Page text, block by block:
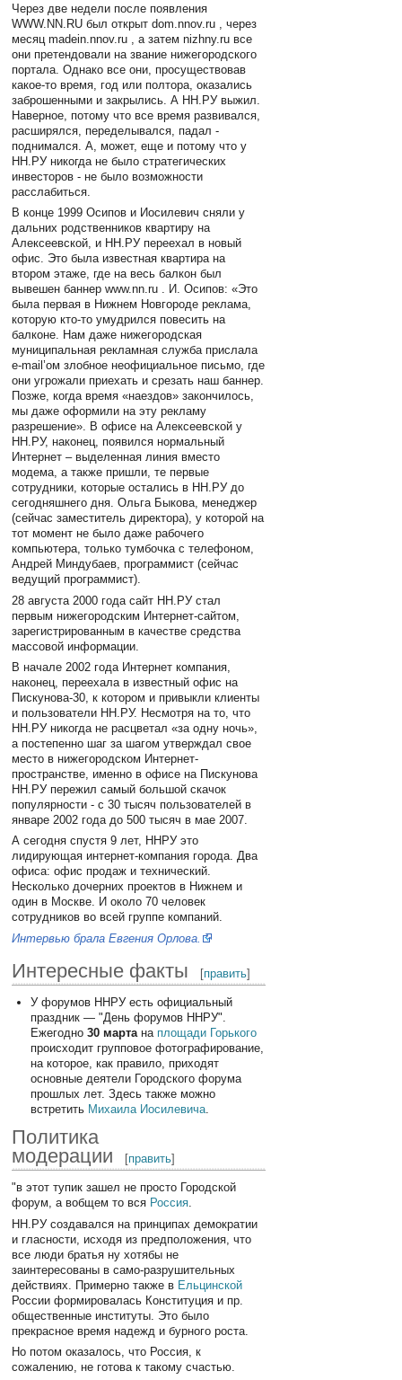
Через две недели после появления
WWW.NN.RU был открыт dom.nnov.ru , через
месяц madein.nnov.ru , а затем nizhny.ru все
они претендовали на звание нижегородского
портала. Однако все они, просуществовав
какое-то время, год или полтора, оказались
заброшенными и закрылись. А НН.РУ выжил.
Наверное, потому что все время развивался,
расширялся, переделывался, падал -
поднимался. А, может, еще и потому что у
НН.РУ никогда не было стратегических
инвесторов - не было возможности
расслабиться.
В конце 1999 Осипов и Иосилевич сняли у
дальних родственников квартиру на
Алексеевской, и НН.РУ переехал в новый
офис. Это была известная квартира на
втором этаже, где на весь балкон был
вывешен баннер www.nn.ru . И. Осипов: «Это
была первая в Нижнем Новгороде реклама,
которую кто-то умудрился повесить на
балконе. Нам даже нижегородская
муниципальная рекламная служба прислала
e-mail’ом злобное неофициальное письмо, где
они угрожали приехать и срезать наш баннер.
Позже, когда время «наездов» закончилось,
мы даже оформили на эту рекламу
разрешение». В офисе на Алексеевской у
НН.РУ, наконец, появился нормальный
Интернет – выделенная линия вместо
модема, а также пришли, те первые
сотрудники, которые остались в НН.РУ до
сегодняшнего дня. Ольга Быкова, менеджер
(сейчас заместитель директора), у которой на
тот момент не было даже рабочего
компьютера, только тумбочка с телефоном,
Андрей Миндубаев, программист (сейчас
ведущий программист).
28 августа 2000 года сайт НН.РУ стал
первым нижегородским Интернет-сайтом,
зарегистрированным в качестве средства
массовой информации.
В начале 2002 года Интернет компания,
наконец, переехала в известный офис на
Пискунова-30, к котором и привыкли клиенты
и пользователи НН.РУ. Несмотря на то, что
НН.РУ никогда не расцветал «за одну ночь»,
а постепенно шаг за шагом утверждал свое
место в нижегородском Интернет-
пространстве, именно в офисе на Пискунова
НН.РУ пережил самый большой скачок
популярности - с 30 тысяч пользователей в
январе 2002 года до 500 тысяч в мае 2007.
А сегодня спустя 9 лет, ННРУ это
лидирующая интернет-компания города. Два
офиса: офис продаж и технический.
Несколько дочерних проектов в Нижнем и
один в Москве. И около 70 человек
сотрудников во всей группе компаний.
Интервью брала Евгения Орлова.
Интересные факты [править]
У форумов ННРУ есть официальный
праздник — "День форумов ННРУ".
Ежегодно 30 мартана площади Горького
происходит групповое фотографирование,
на которое, как правило, приходят
основные деятели Городского форума
прошлых лет. Здесь также можно
встретить Михаила Иосилевича.
Политика
модерации
[править]
"в этот тупик зашел не просто Городской
форум, а вобщем то вся Россия.
НН.РУ создавался на принципах демократии
и гласности, исходя из предположения, что
все люди братья ну хотябы не
заинтересованы в само-разрушительных
действиях. Примерно также в Ельцинской
России формировалась Конституция и пр.
общественные институты. Это было
прекрасное время надежд и бурного роста.
Но потом оказалось, что Россия, к
сожалению, не готова к такому счастью.